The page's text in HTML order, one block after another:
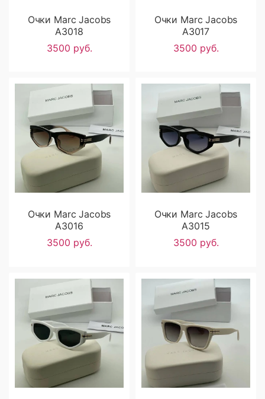
Очки Marc Jacobs
A3018
3500 руб.
Очки Marc Jacobs
A3017
3500 руб.
Очки Marc Jacobs
A3016
3500 руб.
Очки Marc Jacobs
A3015
3500 руб.